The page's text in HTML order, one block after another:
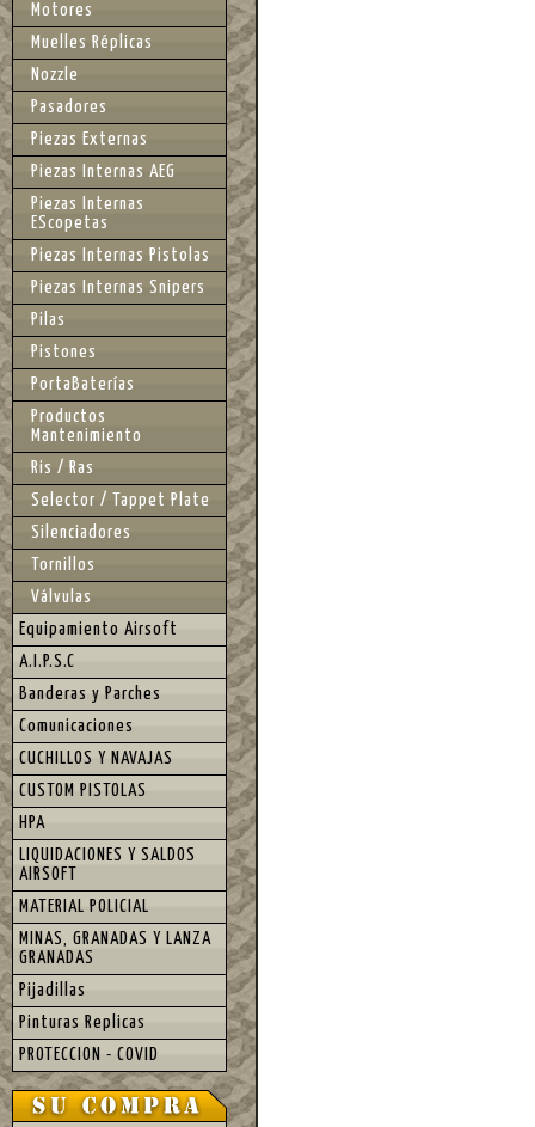
Motores
Muelles Réplicas
Nozzle
Pasadores
Piezas Externas
Piezas Internas AEG
Piezas Internas
EScopetas
Piezas Internas Pistolas
Piezas Internas Snipers
Pilas
Pistones
PortaBaterías
Productos
Mantenimiento
Ris / Ras
Selector / Tappet Plate
Silenciadores
Tornillos
Válvulas
Equipamiento Airsoft
A.I.P.S.C
Banderas y Parches
Comunicaciones
CUCHILLOS Y NAVAJAS
CUSTOM PISTOLAS
HPA
LIQUIDACIONES Y SALDOS
AIRSOFT
MATERIAL POLICIAL
MINAS, GRANADAS Y LANZA
GRANADAS
Pijadillas
Pinturas Replicas
PROTECCION - COVID